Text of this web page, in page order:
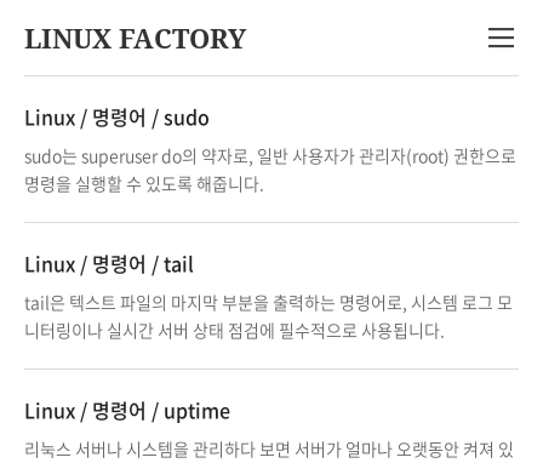
LINUX FACTORY
Linux / 명령어 / sudo
sudo는 superuser do의 약자로, 일반 사용자가 관리자(root) 권한으로
명령을 실행할 수 있도록 해줍니다.
Linux / 명령어 / tail
tail은 텍스트 파일의 마지막 부분을 출력하는 명령어로, 시스템 로그 모
니터링이나 실시간 서버 상태 점검에 필수적으로 사용됩니다.
Linux / 명령어 / uptime
리눅스 서버나 시스템을 관리하다 보면 서버가 얼마나 오랫동안 켜져 있